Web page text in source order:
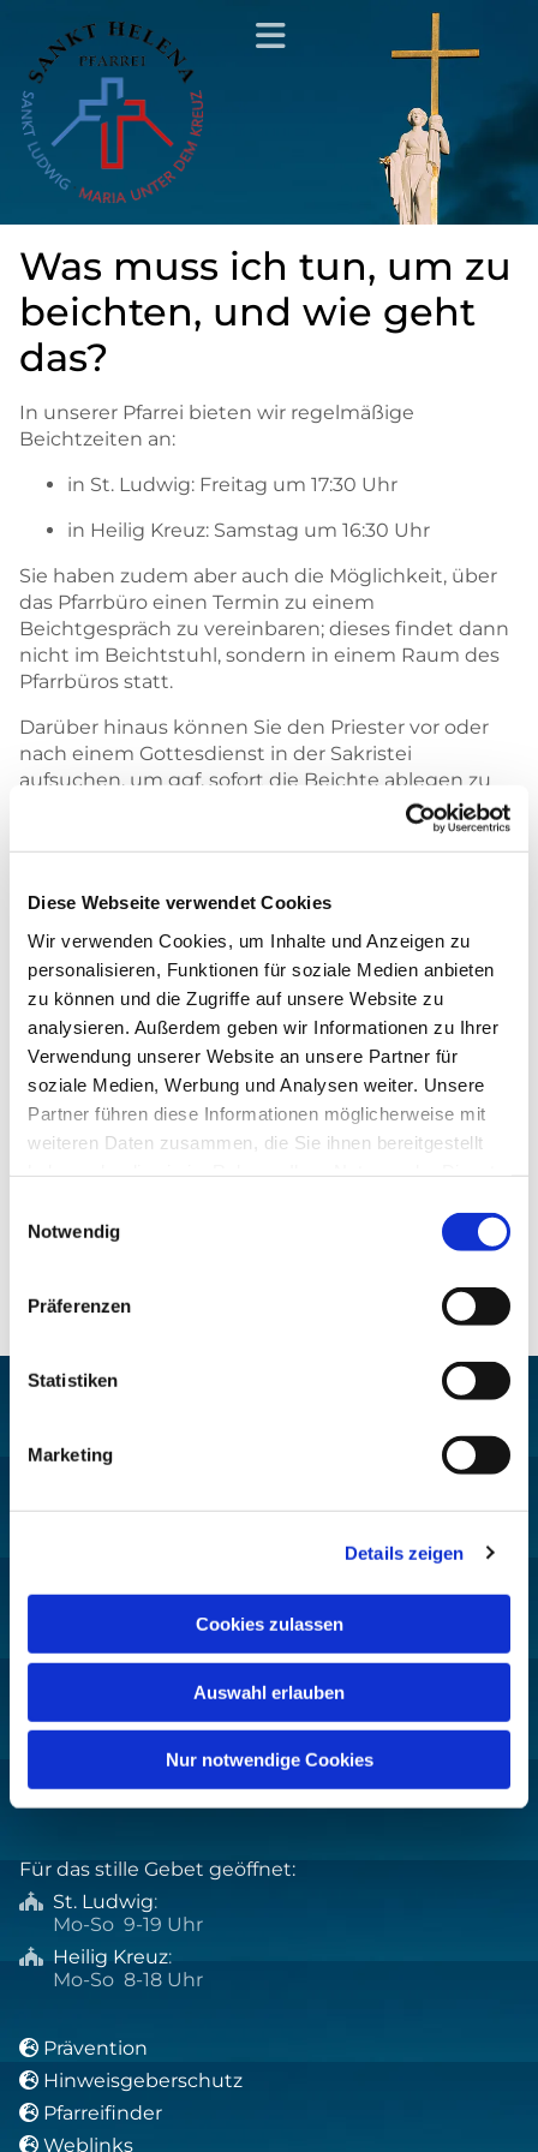
Diese Webseite verwendet Cookies
Wir verwenden Cookies, um Inhalte und Anzeigen zu
personalisieren, Funktionen für soziale Medien anbieten
zu können und die Zugriffe auf unsere Website zu
analysieren. Außerdem geben wir Informationen zu Ihrer
Verwendung unserer Website an unsere Partner für
soziale Medien, Werbung und Analysen weiter. Unsere
Partner führen diese Informationen möglicherweise mit
weiteren Daten zusammen, die Sie ihnen bereitgestellt
Notwendig
Präferenzen
Statistiken
Marketing
Details zeigen
Cookies zulassen
Auswahl erlauben
Nur notwendige Cookies
Was muss ich tun, um zu
beichten, und wie geht
das?
In unserer Pfarrei bieten wir regelmäßige
Beichtzeiten an:
in St. Ludwig: Freitag um 17:30 Uhr
in Heilig Kreuz: Samstag um 16:30 Uhr
Sie haben zudem aber auch die Möglichkeit, über
das Pfarrbüro einen Termin zu einem
Beichtgespräch zu vereinbaren; dieses findet dann
nicht im Beichtstuhl, sondern in einem Raum des
Pfarrbüros statt.
Darüber hinaus können Sie den Priester vor oder
nach einem Gottesdienst in der Sakristei
aufsuchen, um ggf. sofort die Beichte ablegen zu
können. Sollten Sie stolzer Besitzer eines
Gotteslobs (kath. Gebet- und Gesangbuch) sein;
dort wird unter # 593 ausführlich auf das Sakrament
Grundsätzlich gilt: Haben Sie keine Furcht etwas
falsch zu machen, ein Gebet nicht zu sprechen oder
auf eine Begrüßung des Priesters nicht
angemessen reagieren zu können; wir helfen Ihnen
dabei, so dass Sie sich ganz auf ihre
Gewissenserforschung, ihre Reue und ihren
Wunsch nach Versöhnung konzentrieren können.
Nur Mut!
Wilmersdorf-Friedenau
Kontakt:
+49 30 8859 590
pfarrbuero@sankthelena.de
 webteam@sankthelena.de
Für das stille Gebet geöffnet:
 St. Ludwig:
Mo-So 9-19 Uhr
 Heilig Kreuz:
Mo-So 8-18 Uhr
 Prävention
 Hinweisgeberschutz
 Pfarreifinder
 Weblinks